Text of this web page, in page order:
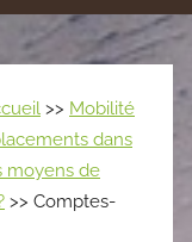
>> Mobilité
dans
moyens de
>> Comptes-